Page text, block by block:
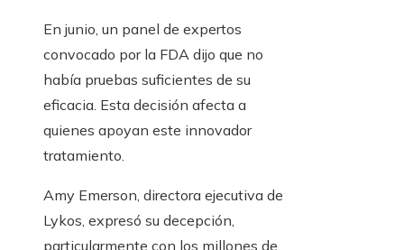
En junio, un panel de expertos
convocado por la FDA dijo que no
había pruebas suficientes de su
eficacia. Esta decisión afecta a
quienes apoyan este innovador
tratamiento.
Amy Emerson, directora ejecutiva de
Lykos, expresó su decepción,
particularmente con los millones de